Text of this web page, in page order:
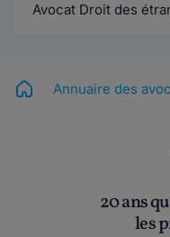
Avocat Droit des
Annuaire des
20 ans
les